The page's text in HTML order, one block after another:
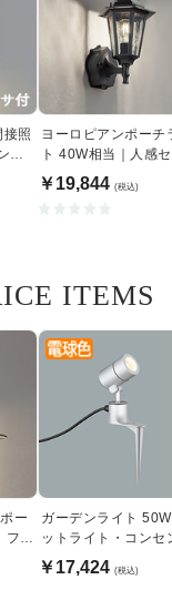
接照
サ |
ヨーロピアンポーチ
ト 40W相当｜人感セ
付
￥19,844 (税込)
ITEMS
ー
フィ
ガーデンライト
ットライト・コンセ
式｜シルバー
￥17,424 (税込)